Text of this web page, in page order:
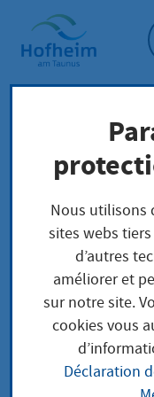
Accueil"
Page d'accueil
Préoccupations
ausländischen
Elternteil
für den
Nous utilisons
sites webs
d’autres
améliorer et
sur notre site.
cookies vous
Déclaration